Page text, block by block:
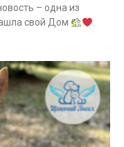
– одна из
свой Дом
.